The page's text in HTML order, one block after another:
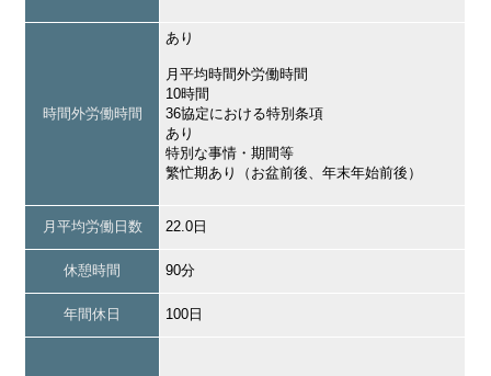
時間外労働時間
あり
月平均時間外労働時間
10時間
36協定における特別条項
あり
特別な事情・期間等
繁忙期あり（お盆前後、年末年始前後）
月平均労働日数 22.0日
休憩時間 90分
年間休日 100日